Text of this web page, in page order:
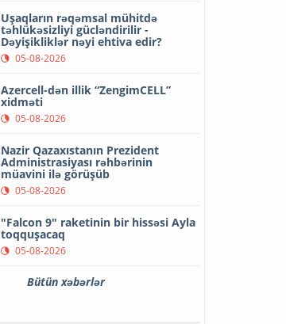
Uşaqların rəqəmsal mühitdə
təhlükəsizliyi gücləndirilir -
Dəyişikliklər nəyi ehtiva edir?
05-08-2026
Azercell-dən illik “ZengimCELL”
xidməti
05-08-2026
Nazir Qazaxıstanın Prezident
Administrasiyası rəhbərinin
müavini ilə görüşüb
05-08-2026
"Falcon 9" raketinin bir hissəsi Ayla
toqquşacaq
05-08-2026
Bütün xəbərlər